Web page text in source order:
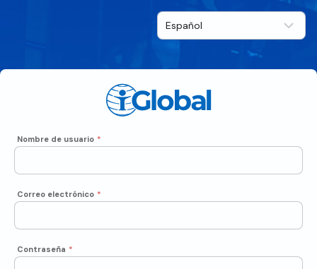
Nombre de usuario *
Correo electrónico *
Contraseña *